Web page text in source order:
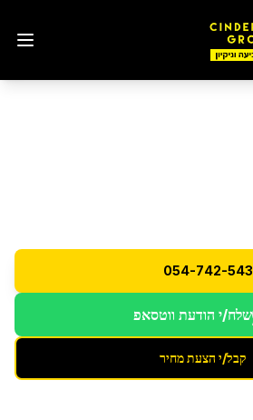
שלח/י הודעת ווטסאפ
קבל/י הצעת מחיר